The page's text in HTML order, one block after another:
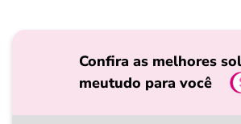
Confira as melhores
meutudo para você